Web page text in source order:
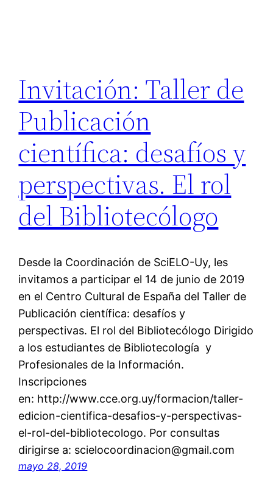
Invitación: Taller de
Publicación
científica: desafíos y
perspectivas. El rol
del Bibliotecólogo
Desde la Coordinación de SciELO-Uy, les
invitamos a participar el 14 de junio de 2019
en el Centro Cultural de España del Taller de
Publicación científica: desafíos y
perspectivas. El rol del Bibliotecólogo Dirigido
a los estudiantes de Bibliotecología y
Profesionales de la Información.
Inscripciones
en: http://www.cce.org.uy/formacion/taller-
edicion-cientifica-desafios-y-perspectivas-
el-rol-del-bibliotecologo. Por consultas
dirigirse a: scielocoordinacion@gmail.com
mayo 28, 2019